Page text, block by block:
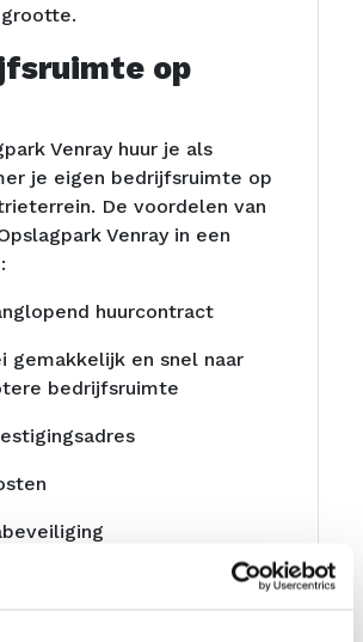
op
Venray huur je als
je eigen bedrijfsruimte op
De voordelen van
Venray in een
huurcontract
gemakkelijk en snel naar
bedrijfsruimte